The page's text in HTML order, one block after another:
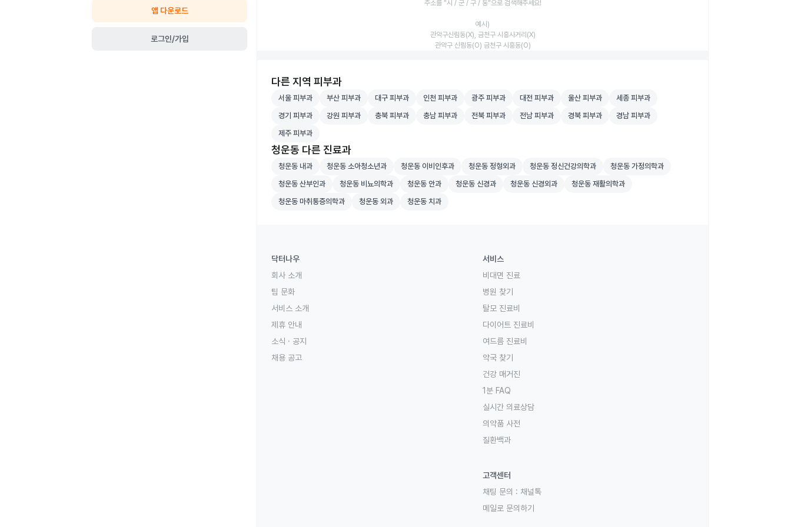
앱 다운로드
로그인/가입
주소를 "시 / 군 / 구 / 동"으로 검색해주세요!
예시)
관악구신림동(X), 금천구 시흥사거리(X)
관악구 신림동(O) 금천구 시흥동(O)
다른 지역 피부과
서울 피부과 병원 검색
서울 피부과 부산 피부과 병원 검색
부산 피부과 대구 피부과 병원 검색
대구 피부과 인천 피부과 병원 검색
인천 피부과 광주 피부과 병원 검색
광주 피부과 대전 피부과 병원 검색
대전 피부과 울산 피부과 병원 검색
울산 피부과 세종 피부과 병원 검색
세종 피부과
경기 피부과 병원 검색
경기 피부과 강원 피부과 병원 검색
강원 피부과 충북 피부과 병원 검색
충북 피부과 충남 피부과 병원 검색
충남 피부과 전북 피부과 병원 검색
전북 피부과 전남 피부과 병원 검색
전남 피부과 경북 피부과 병원 검색
경북 피부과 경남 피부과 병원 검색
경남 피부과
제주 피부과 병원 검색
제주 피부과
청운동 다른 진료과
청운동 내과 병원 검색
청운동 내과 청운동 소아청소년과 병원 검색
청운동 소아청소년과 청운동 이비인후과 병원 검색
청운동 이비인후과 청운동 정형외과 병원 검색
청운동 정형외과 청운동 정신건강의학과 병원 검색
청운동 정신건강의학과 청운동 가정의학과 병원 검색
청운동 가정의학과
청운동 산부인과 병원 검색
청운동 산부인과 청운동 비뇨의학과 병원 검색
청운동 비뇨의학과 청운동 안과 병원 검색
청운동 안과 청운동 신경과 병원 검색
청운동 신경과 청운동 신경외과 병원 검색
청운동 신경외과 청운동 재활의학과 병원 검색
청운동 재활의학과
청운동 마취통증의학과 병원 검색
청운동 마취통증의학과 청운동 외과 병원 검색
청운동 외과 청운동 치과 병원 검색
청운동 치과
닥터나우
회사 소개
팀 문화
서비스 소개
제휴 안내
소식 · 공지
채용 공고
서비스
비대면 진료
병원 찾기
탈모 진료비
다이어트 진료비
여드름 진료비
약국 찾기
건강 매거진
1분 FAQ
실시간 의료상담
의약품 사전
질환백과
고객센터
채팅 문의 : 채널톡
메일로 문의하기